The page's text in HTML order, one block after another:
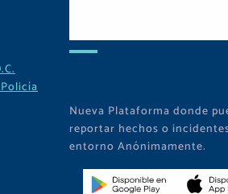
Nueva Plataforma donde
reportar hechos o
entorno Anónimamente.